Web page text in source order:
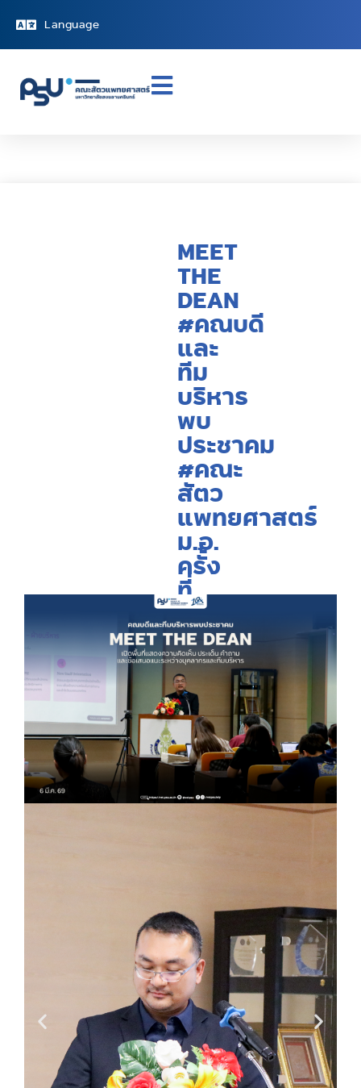
Language
MEET
THE
DEAN
#คณบดี
และ
ทีม
บริหาร
พบ
ประชาคม
#คณะ
สัตว
แพทยศาสตร์
ม.อ.
ครั้ง
ที่
2